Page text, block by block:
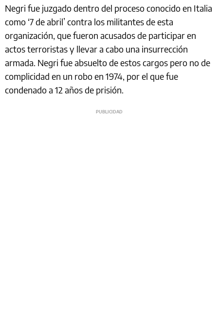
Negri fue juzgado dentro del proceso conocido en Italia
como ‘7 de abril’ contra los militantes de esta
organización, que fueron acusados de participar en
actos terroristas y llevar a cabo una insurrección
armada. Negri fue absuelto de estos cargos pero no de
complicidad en un robo en 1974, por el que fue
condenado a 12 años de prisión.